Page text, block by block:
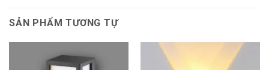
SẢN PHẨM TƯƠNG TỰ